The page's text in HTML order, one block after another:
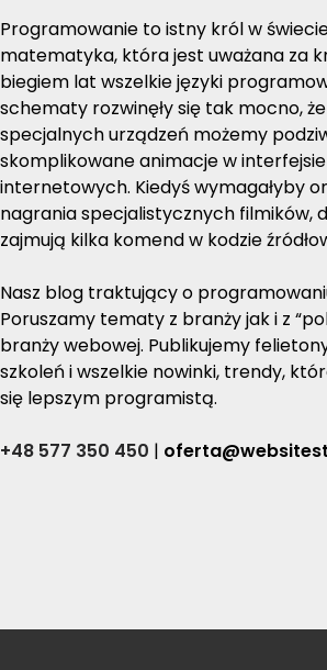
Programowanie to istny król w
matematyka, która jest uważana za
biegiem lat wszelkie języki
schematy rozwinęły się tak mocno,
specjalnych urządzeń możemy
skomplikowane animacje w
internetowych. Kiedyś wymagałyby
nagrania specjalistycznych filmików,
zajmują kilka komend w kodzie
Nasz blog traktujący o
Poruszamy tematy z branży jak i z
branży webowej. Publikujemy
szkoleń i wszelkie nowinki, trendy,
się lepszym programistą.
+48 577 350 450 |